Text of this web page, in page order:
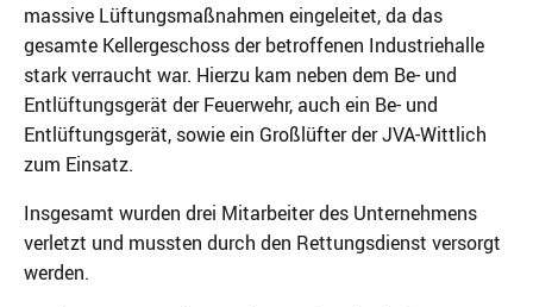
massive Lüftungsmaßnahmen eingeleitet, da das
gesamte Kellergeschoss der betroffenen Industriehalle
stark verraucht war. Hierzu kam neben dem Be- und
Entlüftungsgerät der Feuerwehr, auch ein Be- und
Entlüftungsgerät, sowie ein Großlüfter der JVA-Wittlich
zum Einsatz.
Insgesamt wurden drei Mitarbeiter des Unternehmens
verletzt und mussten durch den Rettungsdienst versorgt
werden.